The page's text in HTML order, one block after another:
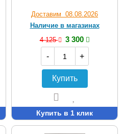
Доставим 08.08.2026
Наличие в магазинах
4 125
3 300
-
+
Купить
Купить в 1 клик